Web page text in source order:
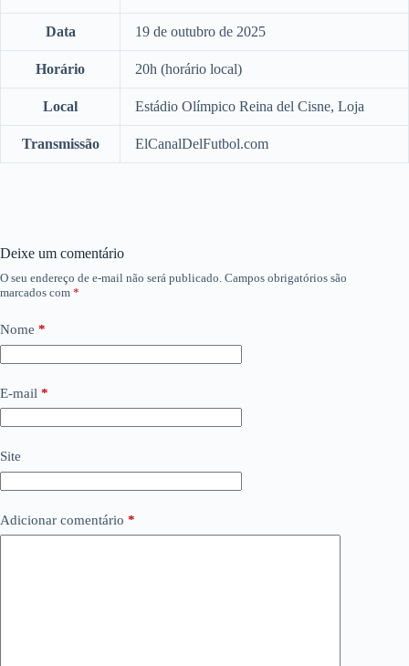
Data 19 de outubro de 2025
Horário 20h (horário local)
Local Estádio Olímpico Reina del Cisne, Loja
Transmissão ElCanalDelFutbol.com
Deixe um comentário
O seu endereço de e-mail não será publicado. Campos obrigatórios são
marcados com *
Nome *
E-mail *
Site
Adicionar comentário *